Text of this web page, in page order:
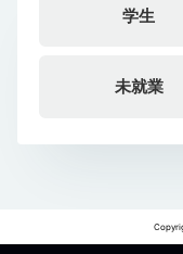
学生
未就業